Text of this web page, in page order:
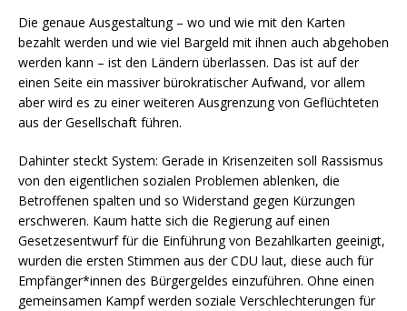
Die genaue Ausgestaltung – wo und wie mit den Karten
bezahlt werden und wie viel Bargeld mit ihnen auch abgehoben
werden kann – ist den Ländern überlassen. Das ist auf der
einen Seite ein massiver bürokratischer Aufwand, vor allem
aber wird es zu einer weiteren Ausgrenzung von Geflüchteten
aus der Gesellschaft führen.
Dahinter steckt System: Gerade in Krisenzeiten soll Rassismus
von den eigentlichen sozialen Problemen ablenken, die
Betroffenen spalten und so Widerstand gegen Kürzungen
erschweren. Kaum hatte sich die Regierung auf einen
Gesetzesentwurf für die Einführung von Bezahlkarten geeinigt,
wurden die ersten Stimmen aus der CDU laut, diese auch für
Empfänger*innen des Bürgergeldes einzuführen. Ohne einen
gemeinsamen Kampf werden soziale Verschlechterungen für